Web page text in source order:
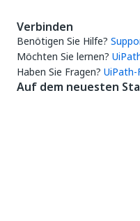
Verbinden
Benötigen Sie Hilfe?
Möchten Sie lernen?
Haben Sie Fragen?
Auf dem neuesten